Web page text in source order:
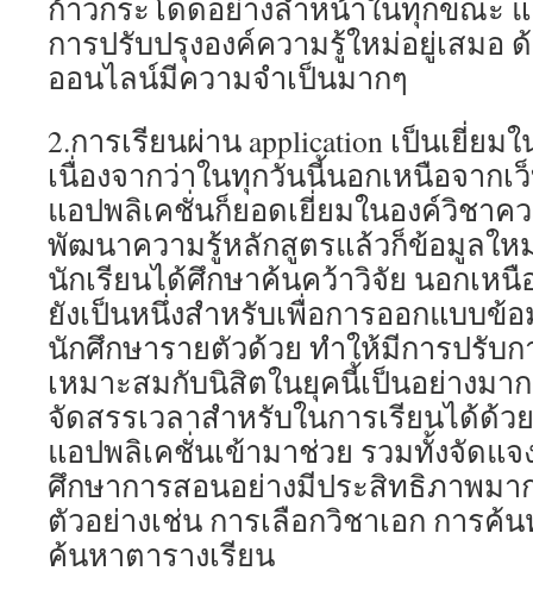
ก้าวกระโดดอย่างล้ำหน้าในทุกขณะ
การปรับปรุงองค์ความรู้ใหม่อยู่เสมอ
ออนไลน์มีความจำเป็นมากๆ
2.การเรียนผ่าน application เป็นเยี่ยม
เนื่องจากว่าในทุกวันนี้นอกเหนือจากเ
แอปพลิเคชั่นก็ยอดเยี่ยมในองค์วิชาค
พัฒนาความรู้หลักสูตรแล้วก็ข้อมูลให
นักเรียนได้ศึกษาค้นคว้าวิจัย นอกเหนื
ยังเป็นหนึ่งสำหรับเพื่อการออกแบบข้
นักศึกษารายตัวด้วย ทำให้มีการปรับก
เหมาะสมกับนิสิตในยุคนี้เป็นอย่างมา
จัดสรรเวลาสำหรับในการเรียนได้ด้ว
แอปพลิเคชั่นเข้ามาช่วย รวมทั้งจัดแ
ศึกษาการสอนอย่างมีประสิทธิภาพมา
ตัวอย่างเช่น การเลือกวิชาเอก การค้
ค้นหาตารางเรียน